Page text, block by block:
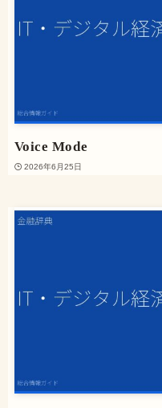
Voice Mode
2026年6月25日